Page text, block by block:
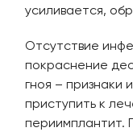
усиливается,
Отсутствие
покраснение
гноя – признаки
приступить к
периимплантит.